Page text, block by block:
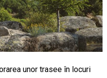
unor trasee în locuri